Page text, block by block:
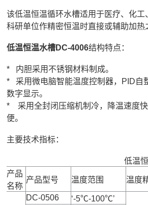
该低温恒温循环水槽适用于医疗、化
科研单位作精密恒温时直接或辅助加热
低温恒温水槽DC-4006结构特点：
* 内胆采用不锈钢材料制成。
* 采用微电脑智能温度控制器，PID自
数字显示。
* 采用全封闭压缩机制冷，降温速度
便。
主要技术指标：
低温
产品
名称
产品型号 温度范围 温度
DC-0506
‘-5℃-100℃’